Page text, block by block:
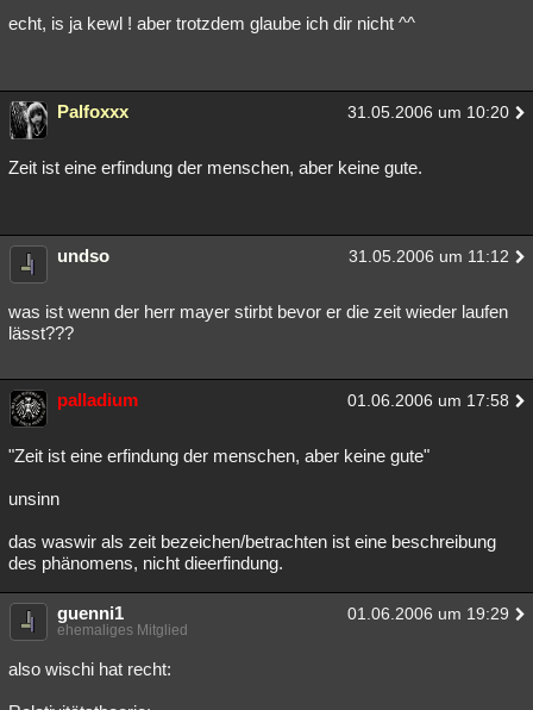
echt, is ja kewl ! aber trotzdem glaube ich dir nicht ^^
Palfoxxx 31.05.2006 um 10:20
Zeit ist eine erfindung der menschen, aber keine gute.
undso 31.05.2006 um 11:12
was ist wenn der herr mayer stirbt bevor er die zeit wieder laufen
lässt???
palladium 01.06.2006 um 17:58
"Zeit ist eine erfindung der menschen, aber keine gute"
unsinn
das waswir als zeit bezeichen/betrachten ist eine beschreibung
des phänomens, nicht dieerfindung.
guenni1 01.06.2006 um 19:29
ehemaliges Mitglied
also wischi hat recht: